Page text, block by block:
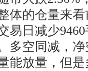
体的仓量来
易日减少
多空同减，
能放量，但